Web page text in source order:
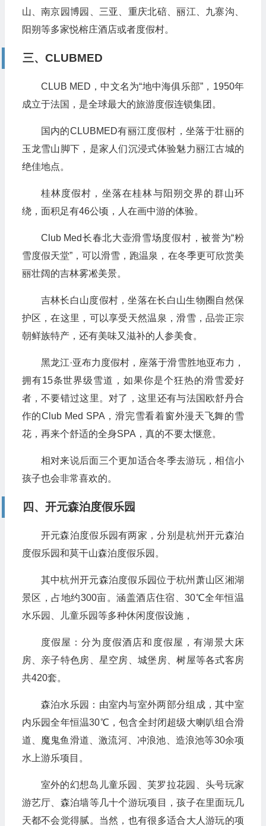
山、南京园博园、三亚、重庆北碚、丽江、九寨沟、
阳朔等多家悦榕庄酒店或者度假村。
三、CLUBMED
CLUB MED，中文名为“地中海俱乐部”，1950年
成立于法国，是全球最大的旅游度假连锁集团。
国内的CLUBMED有丽江度假村，坐落于壮丽的
玉龙雪山脚下，是家人们沉浸式体验魅力丽江古城的
绝佳地点。
桂林度假村，坐落在桂林与阳朔交界的群山环
绕，面积足有46公顷，人在画中游的体验。
Club Med长春北大壶滑雪场度假村，被誉为“粉
雪度假天堂”，可以滑雪，跑温泉，在冬季更可欣赏美
丽壮阔的吉林雾凇美景。
吉林长白山度假村，坐落在长白山生物圈自然保
护区，在这里，可以享受天然温泉，滑雪，品尝正宗
朝鲜族特产，还有美味又滋补的人参美食。
黑龙江·亚布力度假村，座落于滑雪胜地亚布力，
拥有15条世界级雪道，如果你是个狂热的滑雪爱好
者，不要错过这里。对了，这里还有与法国欧舒丹合
作的Club Med SPA，滑完雪看着窗外漫天飞舞的雪
花，再来个舒适的全身SPA，真的不要太惬意。
相对来说后面三个更加适合冬季去游玩，相信小
孩子也会非常喜欢的。
四、开元森泊度假乐园
开元森泊度假乐园有两家，分别是杭州开元森泊
度假乐园和莫干山森泊度假乐园。
其中杭州开元森泊度假乐园位于杭州萧山区湘湖
景区，占地约300亩。涵盖酒店住宿、30℃全年恒温
水乐园、儿童乐园等多种休闲度假设施，
度假屋：分为度假酒店和度假屋，有湖景大床
房、亲子特色房、星空房、城堡房、树屋等各式客房
共420套。
森泊水乐园：由室内与室外两部分组成，其中室
内乐园全年恒温30℃，包含全封闭超级大喇叭组合滑
道、魔鬼鱼滑道、激流河、冲浪池、造浪池等30余项
水上游乐项目。
室外的幻想岛儿童乐园、芙罗拉花园、头号玩家
游艺厅、森泊墙等几十个游玩项目，孩子在里面玩几
天都不会觉得腻。当然，也有很多适合大人游玩的项